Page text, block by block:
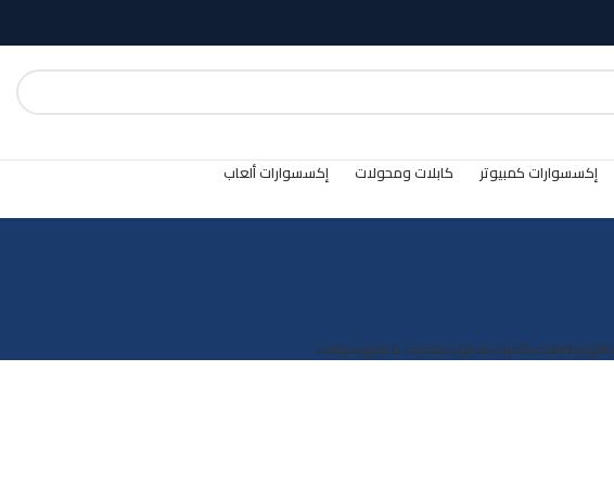
إكسسوارات كمبيوتر كابلات ومحولات إكسسوارات ألعاب
بانتومطابعاتكاميراتلابتوبمنتجات مايكروسوفت